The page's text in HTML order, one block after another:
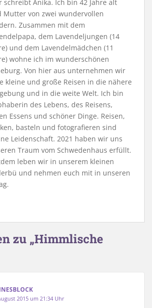
schreibt Anika. Ich bin 42 Jahre alt
Mutter von zwei wundervollen
Zusammen mit dem
dem Lavendeljungen (14
und dem Lavendelmädchen (11
wohne ich im wunderschönen
Von hier aus unternehmen wir
kleine und große Reisen in die nähere
und in die weite Welt. Ich bin
des Lebens, des Reisens,
Essens und schöner Dinge. Reisen,
basteln und fotografieren sind
Leidenschaft. 2021 haben wir uns
Traum vom Schwedenhaus erfüllt.
leben wir in unserem kleinen
und nehmen euch mit in unseren
zu „Himmlische
2015 um 21:34 Uhr